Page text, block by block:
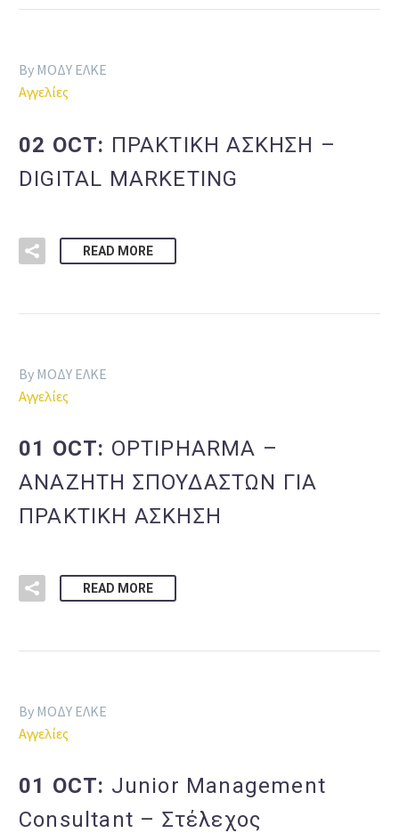
By ΜΟΔΥ ΕΛΚΕ
Αγγελίες
02 OCT: ΠΡΑΚΤΙΚΗ ΑΣΚΗΣΗ –
DIGITAL MARKETING
READ MORE
By ΜΟΔΥ ΕΛΚΕ
Αγγελίες
01 OCT: OPTIPHARMA –
ΑΝΑΖΗΤΗ ΣΠΟΥΔΑΣΤΩΝ ΓΙΑ
ΠΡΑΚΤΙΚΗ ΑΣΚΗΣΗ
READ MORE
By ΜΟΔΥ ΕΛΚΕ
Αγγελίες
01 OCT: Junior Management
Consultant – Στέλεχος